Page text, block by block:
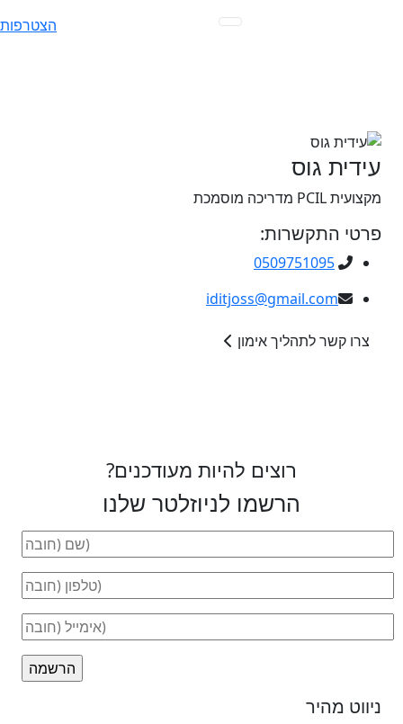
הצטרפות
עידית גוס
מקצועית PCIL מדריכה מוסמכת
פרטי התקשרות:
0509751095
iditjoss@gmail.com
צרו קשר לתהליך אימון
רוצים להיות מעודכנים?
הרשמו לניוזלטר שלנו
ניווט מהיר